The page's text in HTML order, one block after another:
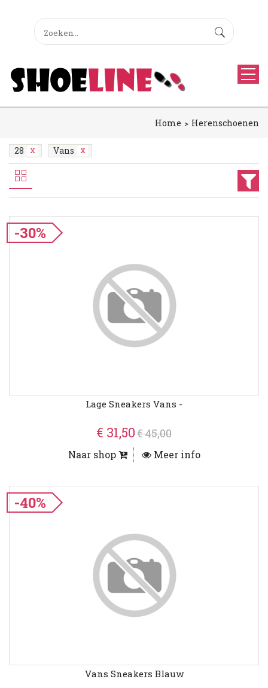
Home Herenschoenen
28 Vans
-30%
Lage Sneakers Vans -
€ 31,50€ 45,00
Naar shop Meer info
-40%
Vans Sneakers Blauw